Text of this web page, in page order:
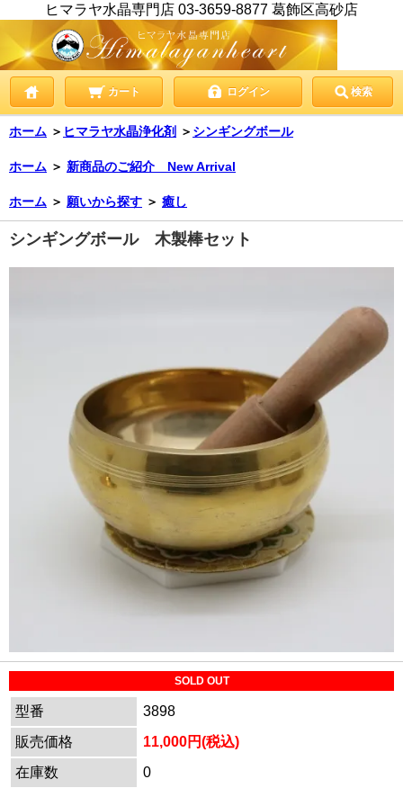
ヒマラヤ水晶専門店 03-3659-8877 葛飾区高砂店
カート ログイン 検索
ホーム ＞ ヒマラヤ水晶浄化剤 ＞ シンギングボール
ホーム ＞ 新商品のご紹介 New Arrival
ホーム ＞ 願いから探す ＞ 癒し
シンギングボール 木製棒セット
SOLD OUT
型番
3898
販売価格
11,000円(税込)
在庫数
0